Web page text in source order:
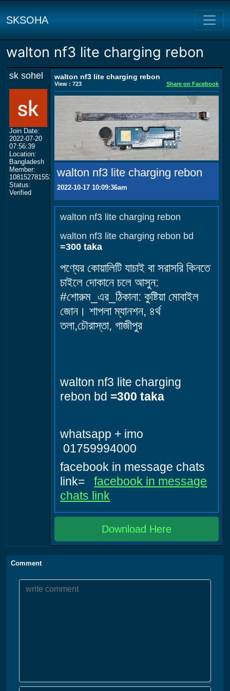
SKSOHA
walton nf3 lite charging rebon
sk sohel
Join Date:
2022-07-20
07:56:39
Location:
Bangladesh
Member:
108152781553702003801
Status:
Verified
walton nf3 lite charging rebon
View : 723 Share on Facebook
walton nf3 lite charging rebon
2022-10-17 10:09:36am
walton nf3 lite charging rebon
walton nf3 lite charging rebon bd
=300 taka
পণ্যের কোয়ালিটি যাচাই বা সরাসরি কিনতে
চাইলে দোকানে চলে আসুন:
#শোরুম_এর_ঠিকানা: কুষ্টিয়া মোবাইল
জোন। শাপলা ম্যানশন, ৪র্থ
তলা,চৌরাস্তা, গাজীপুর
walton nf3 lite charging
rebon bd =300 taka
whatsapp + imo
01759994000
facebook in message chats
link=facebook in message
chats link
Download Here
Comment